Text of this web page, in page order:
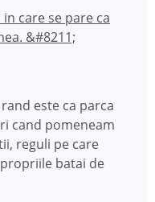
care se pare ca
&#8211;
este ca parca
cand pomeneam
reguli pe care
batai de